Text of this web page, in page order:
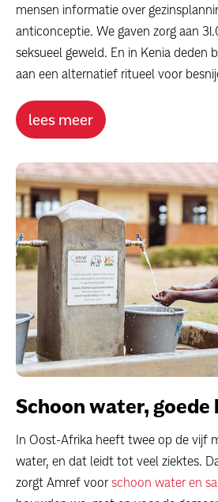
mensen informatie over
anticonceptie. We gaven zorg aan
seksueel geweld. En in Kenia deden
aan een alternatief ritueel voor
lees meer
Schoon water, goede
In Oost-Afrika heeft twee op de vijf
water, en dat leidt tot veel ziektes.
zorgt Amref voor schoon water en